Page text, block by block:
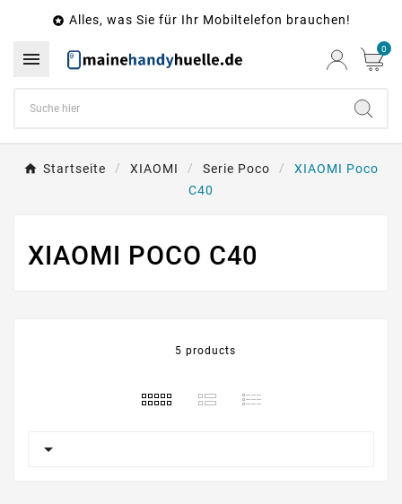
 Alles, was Sie für Ihr Mobiltelefon brauchen!
 0
Startseite XIAOMI Serie Poco
XIAOMI Poco
C40
XIAOMI POCO C40
5 products
